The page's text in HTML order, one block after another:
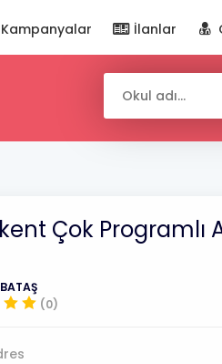
Kampanyalar İlanlar
Çok Programlı
(0)